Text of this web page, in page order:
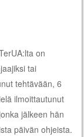
on
tai
tehtävään, 6
ilmoittautunut
jälkeen hän
päivän ohjeista.